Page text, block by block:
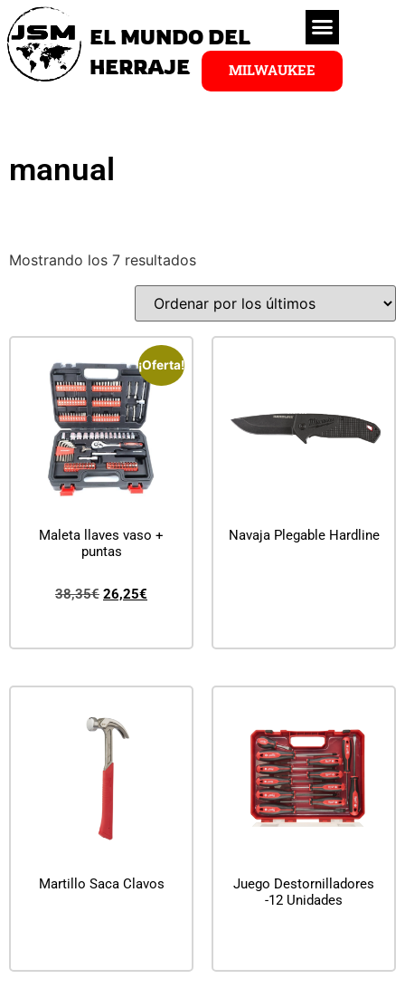
EL MUNDO DEL
HERRAJE
MILWAUKEE
manual
Mostrando los 7 resultados
¡Oferta!
Maleta llaves vaso +
puntas
38,35€ 26,25€
Navaja Plegable Hardline
Martillo Saca Clavos
Juego Destornilladores
-12 Unidades